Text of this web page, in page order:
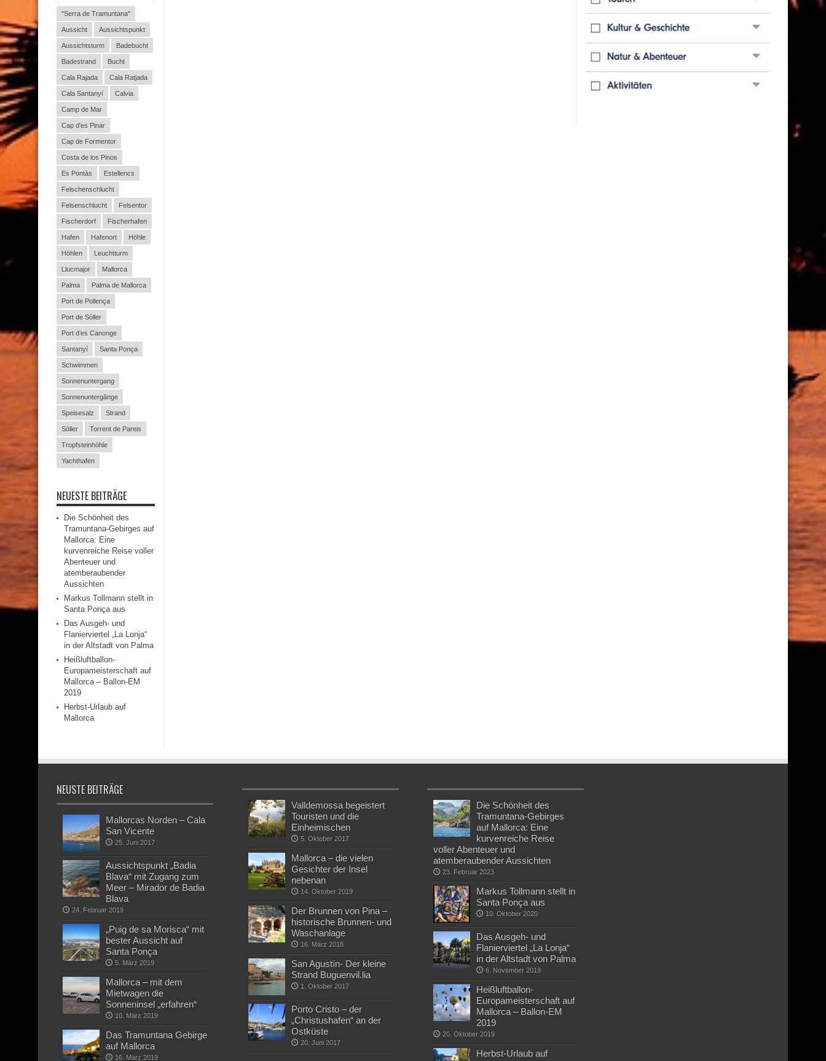
"Serra de Tramuntana"
Aussicht Aussichtspunkt
Aussichtsturm Badebucht
Badestrand Bucht
Cala Rajada Cala Ratjada
Cala Santanyí Calvia
Camp de Mar
Cap d'es Pinar
Cap de Formentor
Costa de los Pinos
Es Pontàs Estellencs
Felschenschlucht
Felsenschlucht Felsentor
Fischerdorf Fischerhafen
Hafen Hafenort Höhle
Höhlen Leuchtturm
Llucmajor Mallorca
Palma Palma de Mallorca
Port de Pollença
Port de Sóller
Port d’es Canonge
Santanyí Santa Ponça
Schwimmen
Sonnenuntergang
Sonnenuntergänge
Speisesalz Strand
Söller Torrent de Pareis
Tropfsteinhöhle
Yachthafen
NEUESTE BEITRÄGE
Die Schönheit des
Tramuntana-Gebirges auf
Mallorca: Eine
kurvenreiche Reise voller
Abenteuer und
atemberaubender
Aussichten
Markus Tollmann stellt in
Santa Ponça aus
Das Ausgeh- und
Flanierviertel „La Lonja“
in der Altstadt von Palma
Heißluftballon-
Europameisterschaft auf
Mallorca – Ballon-EM
2019
Herbst-Urlaub auf
Mallorca
NEUSTE BEITRÄGE
Mallorcas Norden – Cala
San Vicente
25. Juni 2017
Aussichtspunkt „Badia
Blava“ mit Zugang zum
Meer – Mirador de Badia
Blava
24. Februar 2019
„Puig de sa Morisca“ mit
bester Aussicht auf
Santa Ponça
5. März 2019
Mallorca – mit dem
Mietwagen die
Sonneninsel „erfahren“
10. März 2019
Das Tramuntana Gebirge
auf Mallorca
16. März 2019
Valldemossa begeistert
Touristen und die
Einheimischen
5. Oktober 2017
Mallorca – die vielen
Gesichter der Insel
nebenan
14. Oktober 2019
Der Brunnen von Pina –
historische Brunnen- und
Waschanlage
16. März 2018
San Agustín- Der kleine
Strand Buguenvil.lia
1. Oktober 2017
Porto Cristo – der
„Christushafen“ an der
Ostküste
20. Juni 2017
Die Schönheit des
Tramuntana-Gebirges
auf Mallorca: Eine
kurvenreiche Reise
voller Abenteuer und
atemberaubender Aussichten
23. Februar 2023
Markus Tollmann stellt in
Santa Ponça aus
10. Oktober 2020
Das Ausgeh- und
Flanierviertel „La Lonja“
in der Altstadt von Palma
6. November 2019
Heißluftballon-
Europameisterschaft auf
Mallorca – Ballon-EM
2019
20. Oktober 2019
Herbst-Urlaub auf